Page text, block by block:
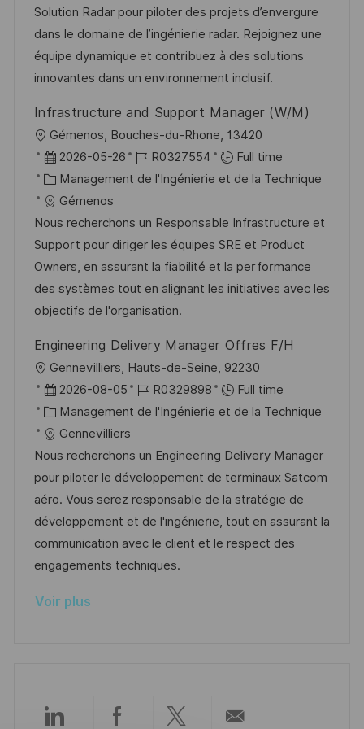
i
s
a
t
o
n
’
a
f
f
c
h
a
g
r
e
n
c
d
u
p
o
s
t
e
é
g
o
r
e
Solution Radar pour piloter des projets d’envergure
dans le domaine de l’ingénierie radar. Rejoignez une
équipe dynamique et contribuez à des solutions
innovantes dans un environnement inclusif.
Infrastructure and Support Manager (W/M)
o
c
a
l
i
s
a
t
o
n
Gémenos, Bouches-du-Rhone, 13420
D
a
t
e
d
’
a
f
i
c
h
a
g
e
2026-05-26
R
é
é
r
e
n
c
d
u
p
o
t
e
R0327554
Full time
C
a
t
é
g
o
r
e
Management de l'Ingénierie et de la Technique
Gémenos
Nous recherchons un Responsable Infrastructure et
Support pour diriger les équipes SRE et Product
Owners, en assurant la fiabilité et la performance
des systèmes tout en alignant les initiatives avec les
objectifs de l'organisation.
Engineering Delivery Manager Offres F/H
o
c
a
l
i
s
a
t
i
n
Gennevilliers, Hauts-de-Seine, 92230
D
a
t
e
d
’
a
f
f
c
2026-08-05
R
é
é
r
e
n
c
e
R0329898
Full time
C
a
t
é
g
o
r
i
Management de l'Ingénierie et de la Technique
Gennevilliers
Nous recherchons un Engineering Delivery Manager
pour piloter le développement de terminaux Satcom
aéro. Vous serez responsable de la stratégie de
développement et de l'ingénierie, tout en assurant la
communication avec le client et le respect des
engagements techniques.
Voir plus